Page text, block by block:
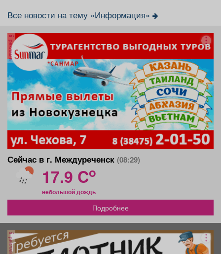
Все новости на тему «Информация»
реклама
Сейчас в г. Междуреченск (08:29)
17.9 Co
небольшой дождь
Подробнее
реклама